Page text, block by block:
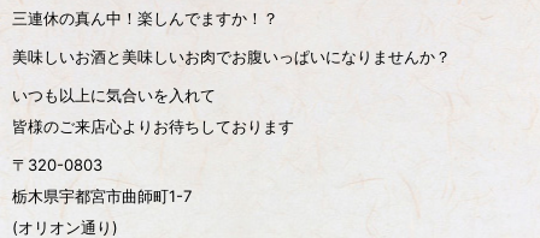
三連休の真ん中！楽しんでますか！？
美味しいお酒と美味しいお肉でお腹いっぱいになりませんか？
いつも以上に気合いを入れて
皆様のご来店心よりお待ちしております
〒320-0803
栃木県宇都宮市曲師町1-7
(オリオン通り)